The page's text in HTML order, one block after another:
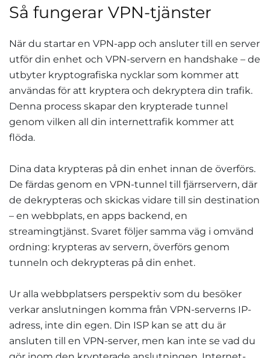
Så fungerar VPN-tjänster
När du startar en VPN-app och ansluter till en server
utför din enhet och VPN-servern en handshake – de
utbyter kryptografiska nycklar som kommer att
användas för att kryptera och dekryptera din trafik.
Denna process skapar den krypterade tunnel
genom vilken all din internettrafik kommer att
flöda.
Dina data krypteras på din enhet innan de överförs.
De färdas genom en VPN-tunnel till fjärrservern, där
de dekrypteras och skickas vidare till sin destination
– en webbplats, en apps backend, en
streamingtjänst. Svaret följer samma väg i omvänd
ordning: krypteras av servern, överförs genom
tunneln och dekrypteras på din enhet.
Ur alla webbplatsers perspektiv som du besöker
verkar anslutningen komma från VPN-serverns IP-
adress, inte din egen. Din ISP kan se att du är
ansluten till en VPN-server, men kan inte se vad du